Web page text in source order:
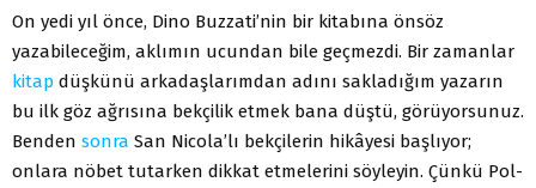
On yedi yıl önce, Dino Buzzati’nin bir kitabına önsöz
yazabileceğim, aklımın ucundan bile geçmezdi. Bir zamanlar
kitap düşkünü arkadaşlarımdan adını sakladığım yazarın
bu ilk göz ağrısına bekçilik etmek bana düştü, görüyorsunuz.
Benden sonra San Nicola’lı bekçilerin hikâyesi başlıyor;
onlara nöbet tutarken dikkat etmelerini söyleyin. Çünkü Pol-